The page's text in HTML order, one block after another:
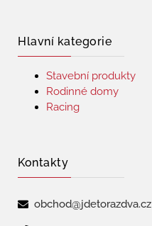
Hlavní kategorie
Stavební produkty
Rodinné domy
Racing
Kontakty
obchod@jdetorazdva.cz